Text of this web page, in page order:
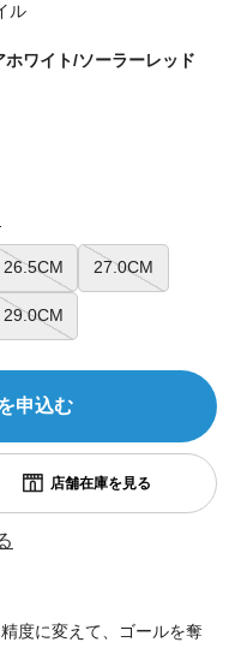
ル
ワイト/ソーラーレッド
26.5CM 27.0CM
29.0CM
申込む
度に変えて、ゴールを奪